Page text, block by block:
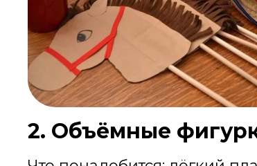
2. Объёмные